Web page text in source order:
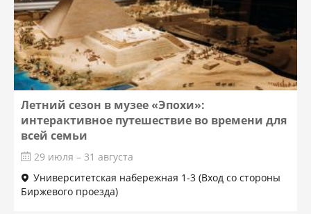
Летний сезон в музее «Эпохи»:
интерактивное путешествие во времени для
всей семьи
29 июля – 31 августа
Университетская набережная 1-3 (Вход со стороны
Биржевого проезда)